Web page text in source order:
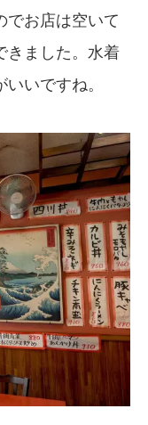
でお店は空いて
きました。水着
いですね。